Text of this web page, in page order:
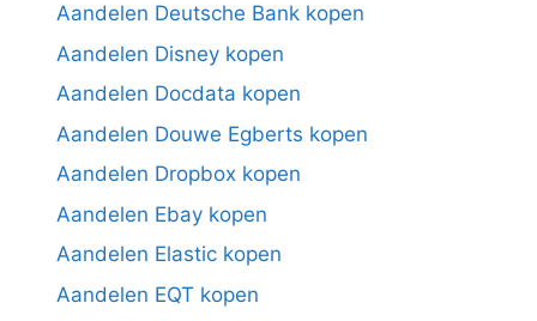
Aandelen Deutsche Bank kopen
Aandelen Disney kopen
Aandelen Docdata kopen
Aandelen Douwe Egberts kopen
Aandelen Dropbox kopen
Aandelen Ebay kopen
Aandelen Elastic kopen
Aandelen EQT kopen